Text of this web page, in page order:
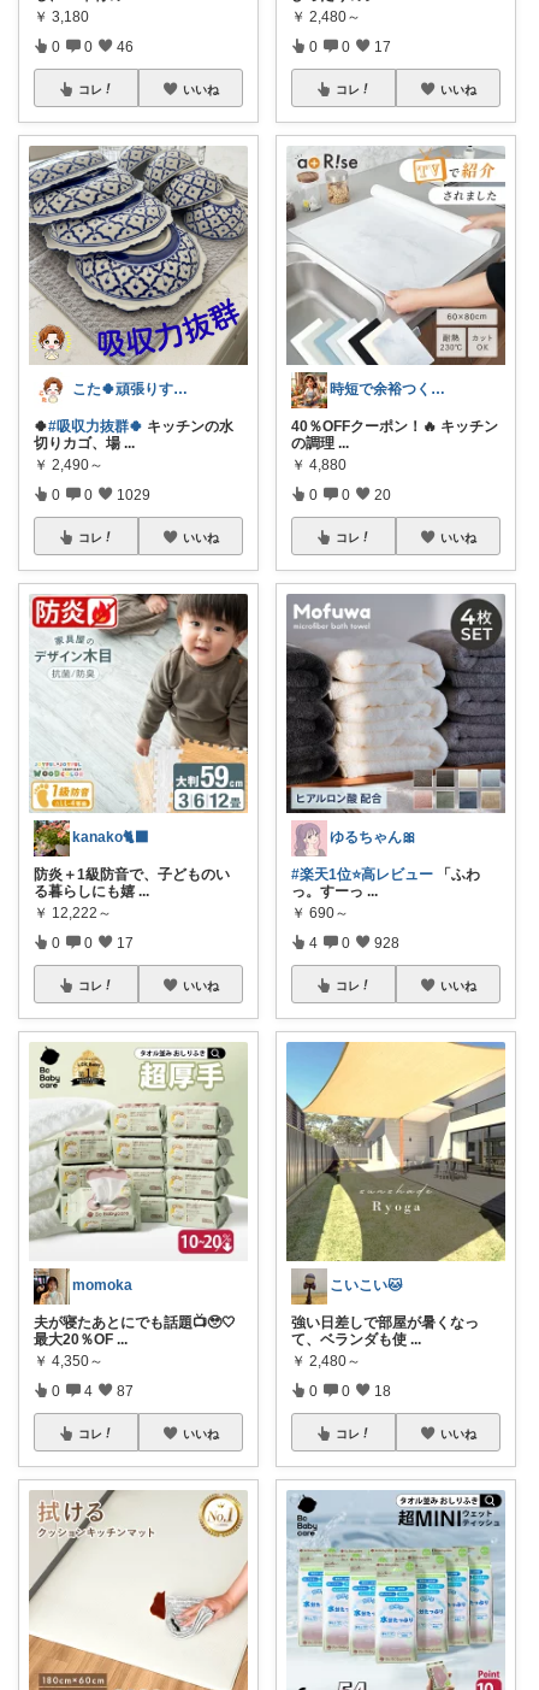
￥ 3,180
0 0 46
コレ いいね
こた🍀頑張りすぎない主婦
🍀#吸収力抜群🍀 キッチンの水
切りカゴ、場 ...
￥ 2,490～
0 0 1029
コレ いいね
kanako🐈‍⬛
防炎＋1級防音で、子どものい
る暮らしにも嬉 ...
￥ 12,222～
0 0 17
コレ いいね
momoka
夫が寝たあとにでも話題📺🥹🤍
最大20％OF ...
￥ 4,350～
0 4 87
コレ いいね
￥ 2,480～
0 0 17
コレ いいね
時短で余裕つくる主婦🍀キッチン
40％OFFクーポン！🔥 キッチン
の調理 ...
￥ 4,880
0 0 20
コレ いいね
ゆるちゃん🎀
#楽天1位⭐️高レビュー 「ふわ
っ。すーっ ...
￥ 690～
4 0 928
コレ いいね
こいこい🐱
強い日差しで部屋が暑くなっ
て、ベランダも使 ...
￥ 2,480～
0 0 18
コレ いいね